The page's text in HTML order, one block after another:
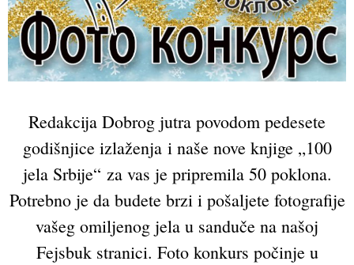
Redakcija Dobrog jutra povodom pedesete
godišnjice izlaženja i naše nove knjige „100
jela Srbije“ za vas je pripremila 50 poklona.
Potrebno je da budete brzi i pošaljete fotografije
vašeg omiljenog jela u sanduče na našoj
Fejsbuk stranici. Foto konkurs počinje u